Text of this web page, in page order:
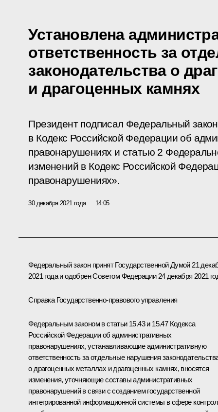
Установлена
ответственность за
законодательства о
и драгоценных камнях
Президент подписал Федеральный
в Кодекс Российской Федерации об
правонарушениях и статью 2
изменений в Кодекс Российской
правонарушениях».
30 декабря 2021 года 14:05
Федеральный закон принят Государственной Думой 21
2021 года и одобрен Советом Федерации 24 декабря 2021
Справка Государственно-правового управления
Федеральным законом в статьи 15.43 и 15.47 Кодекса
Российской Федерации об административных
правонарушениях, устанавливающие административную
ответственность за отдельные нарушения
о драгоценных металлах и драгоценных камнях, вносятся
изменения, уточняющие составы административных
правонарушений в связи с созданием государственной
интегрированной информационной системы в сфере